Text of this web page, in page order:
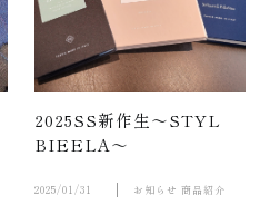
2025SS新作生～STYL
BIEELA～
2025/01/31 お知らせ 商品紹介